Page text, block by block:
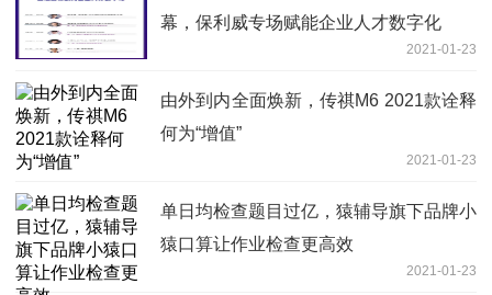
幕，保利威专场赋能企业人才数字化
2021-01-23
由外到内全面焕新，传祺M6 2021款诠释
何为“增值”
2021-01-23
单日均检查题目过亿，猿辅导旗下品牌小
猿口算让作业检查更高效
2021-01-23